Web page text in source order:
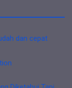
dan cepat